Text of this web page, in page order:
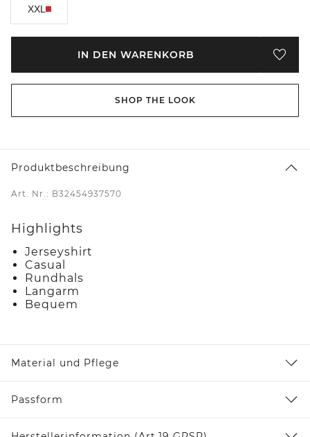
XXL
IN DEN WARENKORB
SHOP THE LOOK
Produktbeschreibung
Art. Nr.: B32454937570
Highlights
Jerseyshirt
Casual
Rundhals
Langarm
Bequem
Material und Pflege
Passform